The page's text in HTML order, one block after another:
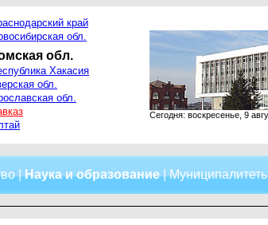
край
обл.
обл.
Хакасия
обл.
обл.
Сегодня: воскресенье, 9
|Наука и образование|